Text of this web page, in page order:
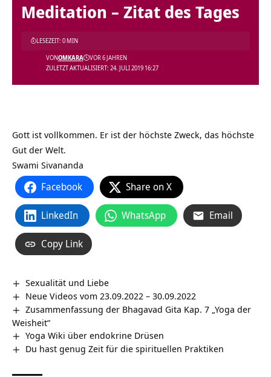
Meditation – Zitat des Tages
ZULETZT AKTUALISIERT: 24. JULI 2019 16:27
VONOMKARA VOR 6 JAHREN
LESEZEIT: 0 MIN
Gott ist vollkommen. Er ist der höchste Zweck, das höchste
Gut der Welt.
Swami Sivananda
Facebook Share on X
LinkedIn WhatsApp Email
Copy Link
Sexualität und Liebe
Neue Videos vom 23.09.2022 – 30.09.2022
Zusammenfassung der Bhagavad Gita Kap. 7 „Yoga der
Weisheit“
Yoga Wiki über endokrine Drüsen
Du hast genug Zeit für die spirituellen Praktiken